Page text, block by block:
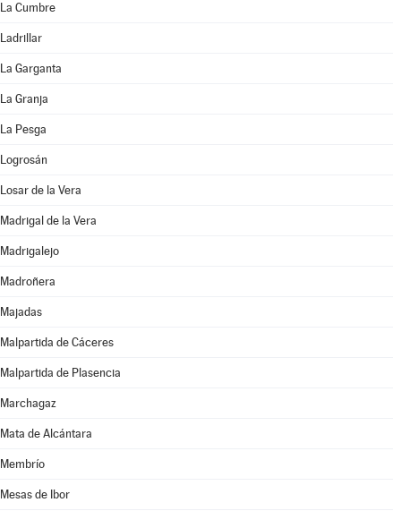
La Cumbre
Ladrillar
La Garganta
La Granja
La Pesga
Logrosán
Losar de la Vera
Madrigal de la Vera
Madrigalejo
Madroñera
Majadas
Malpartida de Cáceres
Malpartida de Plasencia
Marchagaz
Mata de Alcántara
Membrío
Mesas de Ibor